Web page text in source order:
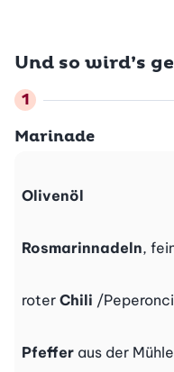
Und so wird’s
Marinade
Olivenöl
Rosmarinnadeln,
roter Chili /
Pfeffer aus der Mühle